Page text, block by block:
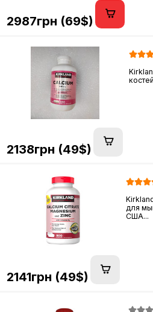
2987грн (69$)
2138грн (49$)
для
США...
2141грн (49$)